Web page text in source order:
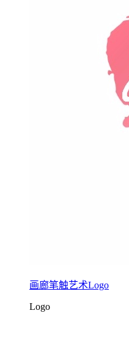
画廊笔触艺术Logo
Logo